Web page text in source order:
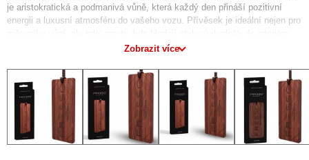
je aristokratická a podmanivá vůně, která každý den přináší pozitivní
energii a luxusní atmosféru do vašeho vozu. Přívěsek je ideální nejen pro
Hlavní benefity
- Vysoká kvalita materiálu – dřevo a přírodní suroviny pro elegantní
design.
- Dlouhotrvající vůně – vydrží až 31 dní s postupným uvolňováním
Zobrazit více